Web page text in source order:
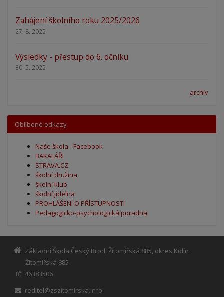
Zahájení školního roku 2025/2026
27. 8. 2025
Výsledky - přestup do 6. očníku
30. 5. 2025
archív
Oblíbené odkazy
Naše škola - Facebook
BAKALÁŘI
STRAVA.CZ
školní družina
školní klub
školní jídelna
PROHLÁŠENÍ O PŘÍSTUPNOSTI
Pedagogicko-psychologická poradna
Základní Škola Český Brod, Žitomířská 885, okres Kolín
Žitomířská 885
IČ
46383506
reditel@zszitomirska.info